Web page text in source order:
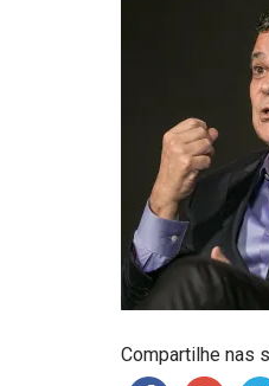
Compartilhe nas